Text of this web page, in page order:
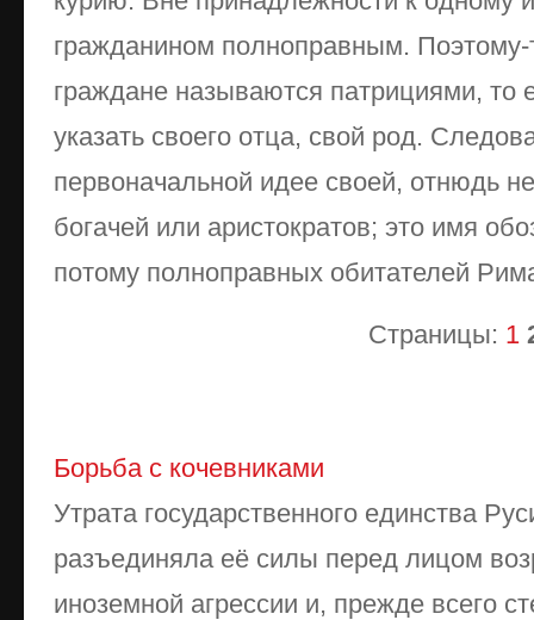
гражданином полноправным.
граждане называются патрициями, то
указать своего отца, свой род.
первоначальной идее своей, отнюдь
богачей или аристократов; это имя
потому полноправных обитателей
Страницы: 1
Борьба с кочевниками
Утрата государственного единства
разъединяла её силы перед лицом
иноземной агрессии и, прежде всего